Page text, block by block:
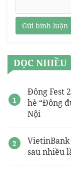
Gửi bình luận
ĐỌC NHIỀU
Đông Fest
hè “Đông
Nội
VietinBank
sau nhiều